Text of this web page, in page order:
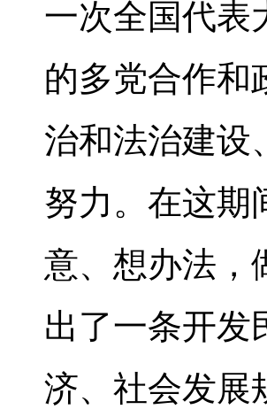
一次全国代表
的多党合作和
治和法治建设
努力。在这期
意、想办法，
出了一条开发
济、社会发展